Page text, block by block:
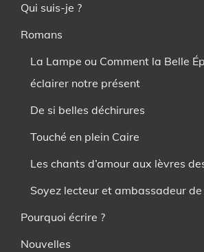
Qui suis-je ?
Romans
La Lampe ou Comment la Belle
éclairer notre présent
De si belles déchirures
Touché en plein Caire
Les chants d’amour aux lèvres
Soyez lecteur et ambassadeur
Pourquoi écrire ?
Nouvelles